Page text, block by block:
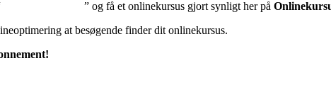
” og få et onlinekursus gjort synligt her på
at besøgende finder dit onlinekursus.